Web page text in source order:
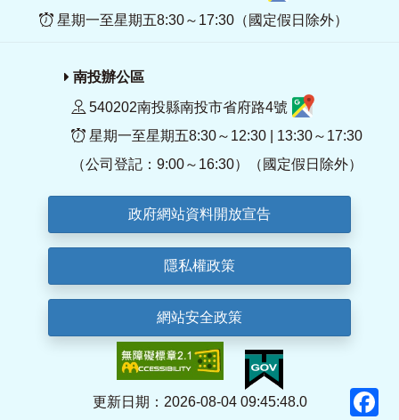
星期一至星期五8:30～17:30（國定假日除外）
南投辦公區
540202南投縣南投市省府路4號
星期一至星期五8:30～12:30 | 13:30～17:30
（公司登記：9:00～16:30）（國定假日除外）
政府網站資料開放宣告
隱私權政策
網站安全政策
更新日期：2026-08-04 09:45:48.0